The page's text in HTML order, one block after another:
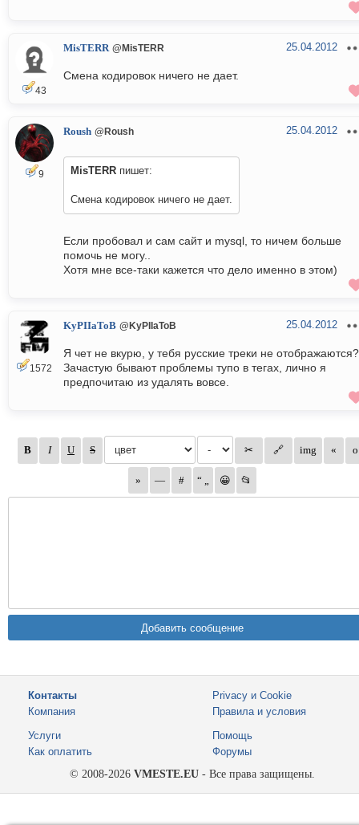
43
MisTERR @MisTERR 25.04.2012
Смена кодировок ничего не дает.
9
Roush @Roush 25.04.2012
MisTERR пишет:
Смена кодировок ничего не дает.
Если пробовал и сам сайт и mysql, то ничем больше
помочь не могу..
Хотя мне все-таки кажется что дело именно в этом)
1572
KyPIIaToB @KyPIIaToB 25.04.2012
Я чет не вкурю, у тебя русские треки не отображаются?
Зачастую бывают проблемы тупо в тегах, лично я
предпочитаю из удалять вовсе.
Контакты
Компания
Privacy и Cookie
Правила и условия
Услуги
Как оплатить
Помощь
Форумы
© 2008-2026 VMESTE.EU - Все права защищены.